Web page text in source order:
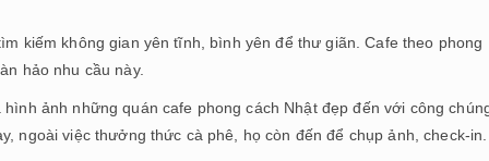
kiếm không gian yên tĩnh, bình yên để thư giãn. Cafe theo phong
hảo nhu cầu này.
ảnh những quán cafe phong cách Nhật đẹp đến với công
ngoài việc thưởng thức cà phê, họ còn đến để chụp ảnh, check-in.